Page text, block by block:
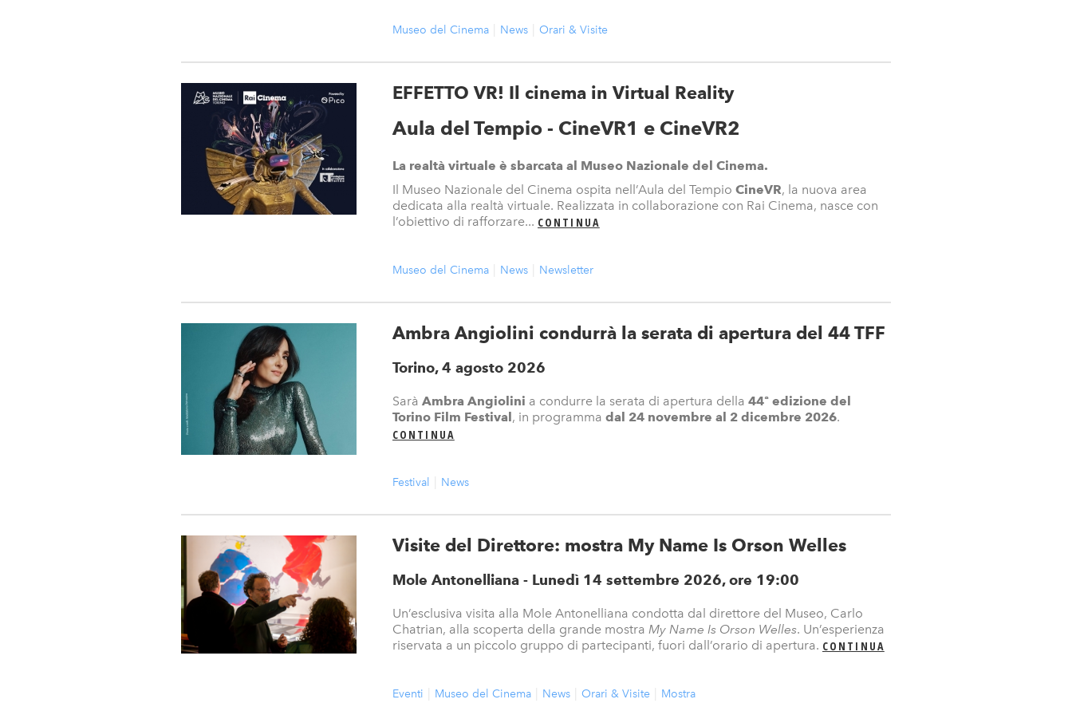
Museo del Cinema News Orari & Visite
EFFETTO VR! Il cinema in Virtual Reality
Aula del Tempio - CineVR1 e CineVR2
La realtà virtuale è sbarcata al Museo Nazionale del Cinema.
Il Museo Nazionale del Cinema ospita nell’Aula del Tempio CineVR, la nuova area
dedicata alla realtà virtuale. Realizzata in collaborazione con Rai Cinema, nasce con
l’obiettivo di rafforzare... CONTINUA
Museo del Cinema News Newsletter
Ambra Angiolini condurrà la serata di apertura del 44 TFF
Torino, 4 agosto 2026
Sarà Ambra Angiolini a condurre la serata di apertura della 44ª edizione del
Torino Film Festival , in programma dal 24 novembre al 2 dicembre 2026.
CONTINUA
Festival News
Visite del Direttore: mostra My Name Is Orson Welles
Mole Antonelliana - Lunedì 14 settembre 2026, ore 19:00
Un’esclusiva visita alla Mole Antonelliana condotta dal direttore del Museo, Carlo
Chatrian, alla scoperta della grande mostra My Name Is Orson Welles. Un’esperienza
riservata a un piccolo gruppo di partecipanti, fuori dall’orario di apertura. CONTINUA
Eventi Museo del Cinema News Orari & Visite Mostra